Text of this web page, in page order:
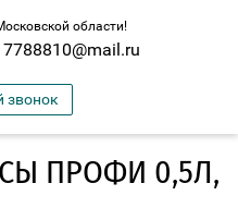
области!
7788810@mail.ru
звонок
ПРОФИ 0,5Л,